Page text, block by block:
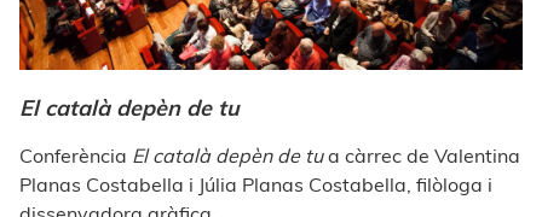
El català depèn de tu
Conferència El català depèn de tua càrrec de Valentina
Planas Costabella i Júlia Planas Costabella, filòloga i